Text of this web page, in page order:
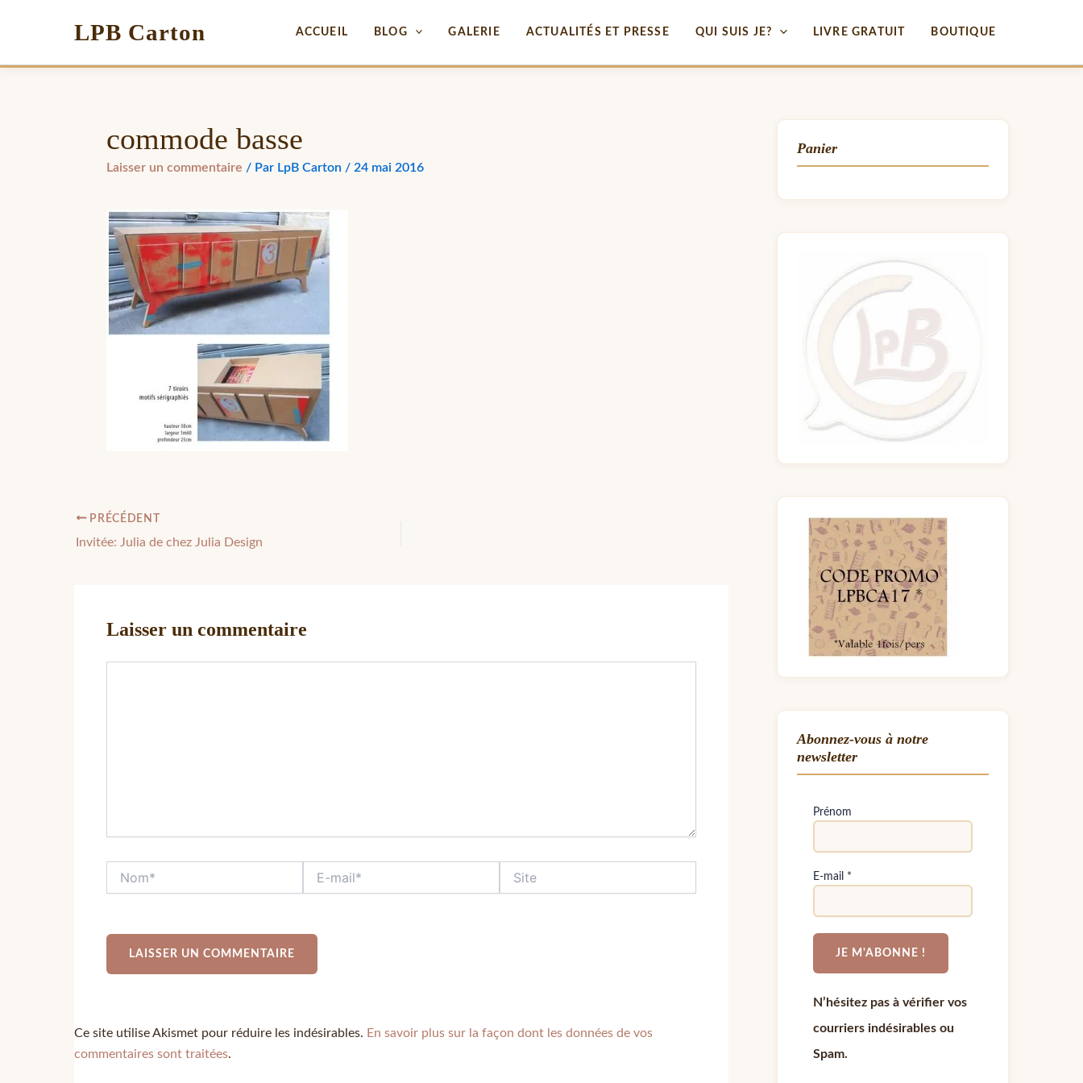
LPB Carton ACCUEIL BLOG GALERIE ACTUALITÉS ET PRESSE QUI SUIS JE? LIVRE GRATUIT BOUTIQUE
commode basse
Laisser un commentaire / Par LpB Carton / 24 mai 2016
PRÉCÉDENT
Invitée: Julia de chez Julia Design
Laisser un commentaire
Ce site utilise Akismet pour réduire les indésirables. En savoir plus sur la façon dont les données de vos
commentaires sont traitées.
Panier
Abonnez-vous à notre
newsletter
Prénom
E-mail *
N’hésitez pas à vérifier vos
courriers indésirables ou
Spam.